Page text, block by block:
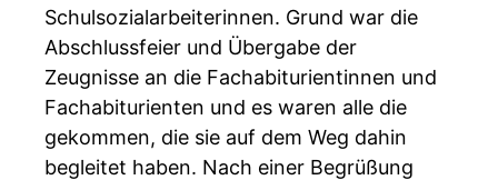
Schulsozialarbeiterinnen. Grund war die
Abschlussfeier und Übergabe der
Zeugnisse an die Fachabiturientinnen und
Fachabiturienten und es waren alle die
gekommen, die sie auf dem Weg dahin
begleitet haben. Nach einer Begrüßung